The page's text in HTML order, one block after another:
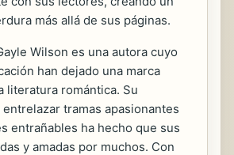
más allá de sus páginas.
Wilson es una autora cuyo
han dejado una marca
literatura romántica. Su
tramas apasionantes
entrañables ha hecho que sus
y amadas por muchos. Con